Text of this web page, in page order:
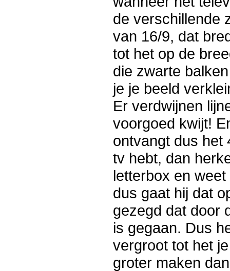
de verschillende
van 16/9, dat
tot het op de
die zwarte
je je beeld
Er verdwijnen
voorgoed kwijt!
ontvangt dus het
tv hebt, dan
letterbox en
dus gaat hij dat
gezegd dat door
is gegaan. Dus
vergroot tot het
groter maken